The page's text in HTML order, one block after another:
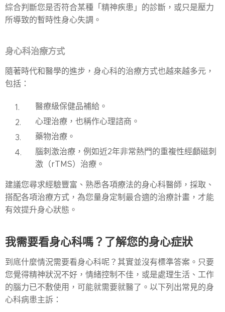
綜合判斷您是否符合某種「精神疾患」的診斷，或只是壓力
所導致的暫時性身心失調。
身心科治療方式
隨著時代和醫學的進步，身心科的治療方式也越來越多元，
包括：
醫療級保健品補給。
心理治療，也稱作心理諮商。
藥物治療。
腦刺激治療，例如近2年非常熱門的重複性經顱磁刺
激（rTMS）治療。
建議您尋求經驗豐富、熟悉各項療法的身心科醫師，採取、
搭配各項治療方式，為您量身定制最合適的治療計畫，才能
有效提升身心狀態。
我需要看身心科嗎？了解您的身心症狀
到底什麼情況需要看身心科呢？其實並沒有標準答案。只要
您覺得精神狀況不好，情緒控制不佳，或是處理生活、工作
的腦力已不敷使用，可能就需要就醫了。以下列出常見的身
心科病患主訴：